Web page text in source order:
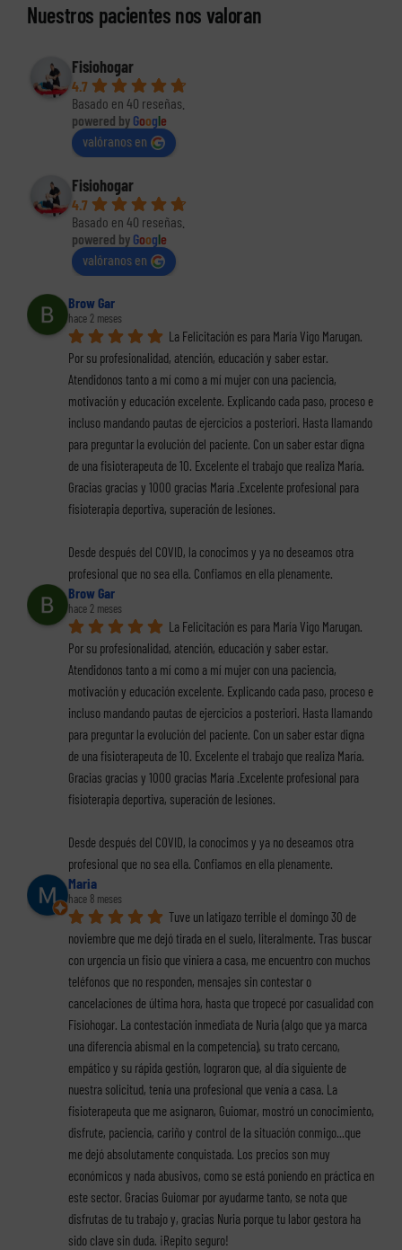
Nuestros pacientes nos valoran
Fisiohogar
4.7
Basado en 40 reseñas.
powered by Google
valóranos en
Fisiohogar
4.7
Basado en 40 reseñas.
powered by Google
valóranos en
Brow Gar
hace 2 meses
La Felicitación es para María Vigo Marugan.
Por su profesionalidad, atención, educación y saber estar.
Atendidonos tanto a mí como a mí mujer con una paciencia,
motivación y educación excelente. Explicando cada paso, proceso e
incluso mandando pautas de ejercicios a posteriori. Hasta llamando
para preguntar la evolución del paciente. Con un saber estar digna
de una fisioterapeuta de 10. Excelente el trabajo que realiza María.
Gracias gracias y 1000 gracias María .Excelente profesional para
fisioterapia deportiva, superación de lesiones.
Desde después del COVID, la conocimos y ya no deseamos otra
profesional que no sea ella. Confiamos en ella plenamente.
Brow Gar
hace 2 meses
La Felicitación es para María Vigo Marugan.
Por su profesionalidad, atención, educación y saber estar.
Atendidonos tanto a mí como a mí mujer con una paciencia,
motivación y educación excelente. Explicando cada paso, proceso e
incluso mandando pautas de ejercicios a posteriori. Hasta llamando
para preguntar la evolución del paciente. Con un saber estar digna
de una fisioterapeuta de 10. Excelente el trabajo que realiza María.
Gracias gracias y 1000 gracias María .Excelente profesional para
fisioterapia deportiva, superación de lesiones.
Desde después del COVID, la conocimos y ya no deseamos otra
profesional que no sea ella. Confiamos en ella plenamente.
Maria
hace 8 meses
Tuve un latigazo terrible el domingo 30 de
noviembre que me dejó tirada en el suelo, literalmente. Tras buscar
con urgencia un fisio que viniera a casa, me encuentro con muchos
teléfonos que no responden, mensajes sin contestar o
cancelaciones de última hora, hasta que tropecé por casualidad con
Fisiohogar. La contestación inmediata de Nuria (algo que ya marca
una diferencia abismal en la competencia), su trato cercano,
empático y su rápida gestión, lograron que, al día siguiente de
nuestra solicitud, tenía una profesional que venía a casa. La
fisioterapeuta que me asignaron, Guiomar, mostró un conocimiento,
disfrute, paciencia, cariño y control de la situación conmigo...que
me dejó absolutamente conquistada. Los precios son muy
económicos y nada abusivos, como se está poniendo en práctica en
este sector. Gracias Guiomar por ayudarme tanto, se nota que
disfrutas de tu trabajo y, gracias Nuria porque tu labor gestora ha
sido clave sin duda. ¡Repito seguro!